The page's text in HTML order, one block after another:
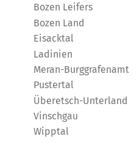
Bozen Leifers
Bozen Land
Eisacktal
Ladinien
Meran-Burggrafenamt
Pustertal
Überetsch-Unterland
Vinschgau
Wipptal